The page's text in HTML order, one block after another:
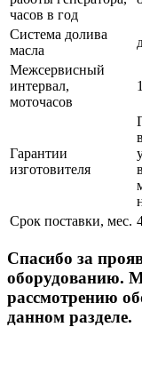
часов в год
Система долива
масла
Межсервисный
интервал,
моточасов
Гарантии
изготовителя
Срок поставки, мес.
Спасибо за
оборудованию.
рассмотрению
данном разделе.